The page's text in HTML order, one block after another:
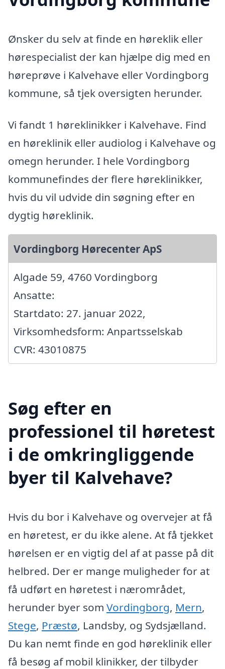
Ønsker du selv at finde en høreklik eller
hørespecialist der kan hjælpe dig med en
høreprøve i Kalvehave eller Vordingborg
kommune, så tjek oversigten herunder.
Vi fandt 1 høreklinikker i Kalvehave. Find
en høreklinik eller audiolog i Kalvehave og
omegn herunder. I hele Vordingborg
kommunefindes der flere høreklinikker,
hvis du vil udvide din søgning efter en
dygtig høreklinik.
Vordingborg Hørecenter ApS
Algade 59, 4760 Vordingborg
Ansatte:
Startdato: 27. januar 2022,
Virksomhedsform: Anpartsselskab
CVR: 43010875
Søg efter en
professionel til høretest
i de omkringliggende
byer til Kalvehave?
Hvis du bor i Kalvehave og overvejer at få
en høretest, er du ikke alene. At få tjekket
hørelsen er en vigtig del af at passe på dit
helbred. Der er mange muligheder for at
få udført en høretest i nærområdet,
herunder byer som Vordingborg, Mern,
Stege, Præstø, Landsby, og Sydsjælland.
Du kan nemt finde en god høreklinik eller
få besøg af mobil klinikker, der tilbyder